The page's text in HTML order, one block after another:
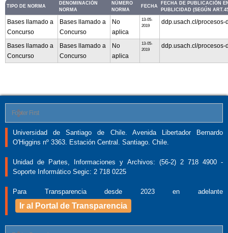
TIPO DE NORMA
DENOMINACIÓN
NORMA
NÚMERO
NORMA
FECHA
FECHA DE PUBLICACIÓN
PUBLICIDAD (SEGÚN
Bases llamado a
Concurso
Bases llamado a
Concurso
No
aplica
13-05-
2019
ddp.usach.cl/
Bases llamado a
Concurso
Bases llamado a
Concurso
No
aplica
13-05-
2019
ddp.usach.cl/
Footer First
Universidad de Santiago de Chile. Avenida Libertador Bernardo
O'Higgins nº 3363. Estación Central. Santiago. Chile.
Unidad de Partes, Informaciones y Archivos: (56-2) 2 718 4900 -
Soporte Informático Segic: 2 718 0225
Para Transparencia desde 2023 en adelante
Ir al Portal de Transparencia